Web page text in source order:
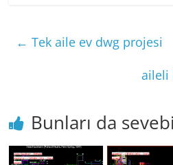
← Tek aile ev dwg projesi
aileli
Bunları da